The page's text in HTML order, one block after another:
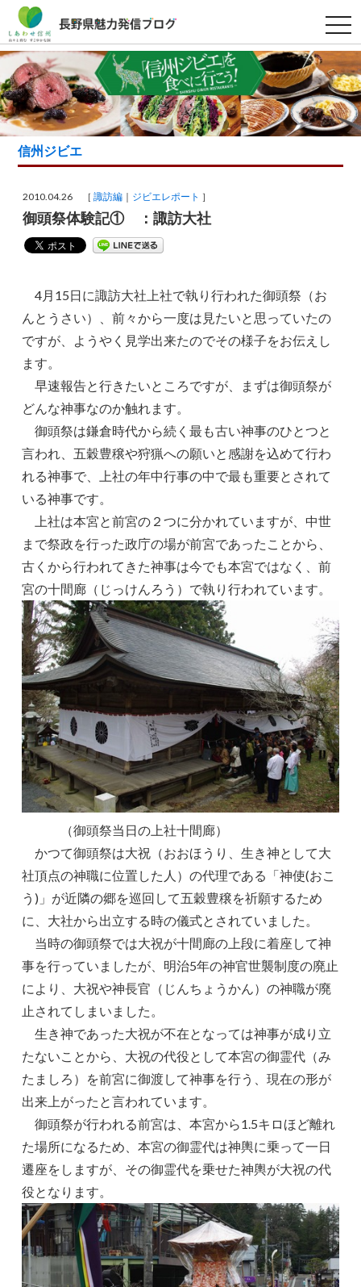
t
o
g
g
l
e
n
a
v
i
t
信州ジビエ
2010.04.26 ［諏訪編 ジビエレポート ］
御頭祭体験記① ：諏訪大社
4月15日に諏訪大社上社で執り行われた御頭祭（お
んとうさい）、前々から一度は見たいと思っていたの
ですが、ようやく見学出来たのでその様子をお伝えし
ます。
早速報告と行きたいところですが、まずは御頭祭が
どんな神事なのか触れます。
御頭祭は鎌倉時代から続く最も古い神事のひとつと
言われ、五穀豊穣や狩猟への願いと感謝を込めて行わ
れる神事で、上社の年中行事の中で最も重要とされて
いる神事です。
上社は本宮と前宮の２つに分かれていますが、中世
まで祭政を行った政庁の場が前宮であったことから、
古くから行われてきた神事は今でも本宮ではなく、前
宮の十間廊（じっけんろう）で執り行われています。
（御頭祭当日の上社十間廊）
かつて御頭祭は大祝（おおほうり、生き神として大
社頂点の神職に位置した人）の代理である「神使(おこ
う)」が近隣の郷を巡回して五穀豊穣を祈願するため
に、大社から出立する時の儀式とされていました。
当時の御頭祭では大祝が十間廊の上段に着座して神
事を行っていましたが、明治5年の神官世襲制度の廃止
により、大祝や神長官（じんちょうかん）の神職が廃
止されてしまいました。
生き神であった大祝が不在となっては神事が成り立
たないことから、大祝の代役として本宮の御霊代（み
たましろ）を前宮に御渡して神事を行う、現在の形が
出来上がったと言われています。
御頭祭が行われる前宮は、本宮から1.5キロほど離れ
た場所になるため、本宮の御霊代は神輿に乗って一日
遷座をしますが、その御霊代を乗せた神輿が大祝の代
役となります。